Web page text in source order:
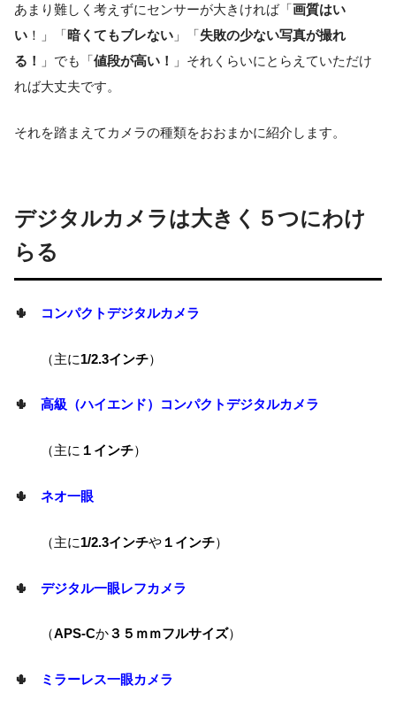
あまり難しく考えずにセンサーが大きければ「画質はい
い ！」「暗くてもブレない 」「失敗の少ない写真が撮れ
る！
」でも「値段が高い！
」それくらいにとらえていただけ
れば大丈夫です。
それを踏まえてカメラの種類をおおまかに紹介します。
デジタルカメラは大きく５つにわけ
らる
🌵 コンパクトデジタルカメラ
（主に1/2.3インチ）
🌵 高級（ハイエンド）コンパクトデジタルカメラ
（主に １インチ）
🌵 ネオ一眼
（主に1/2.3インチや １インチ）
🌵 デジタル一眼レフカメラ
（APS-Cか３５ｍｍフルサイズ）
🌵 ミラーレス一眼カメラ